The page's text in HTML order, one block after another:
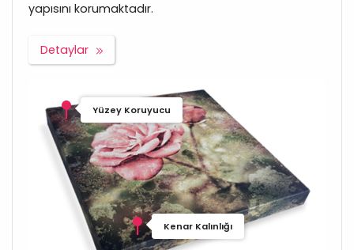
yapısını korumaktadır.
Detaylar
Yüzey Koruyucu
Kenar Kalınlığı